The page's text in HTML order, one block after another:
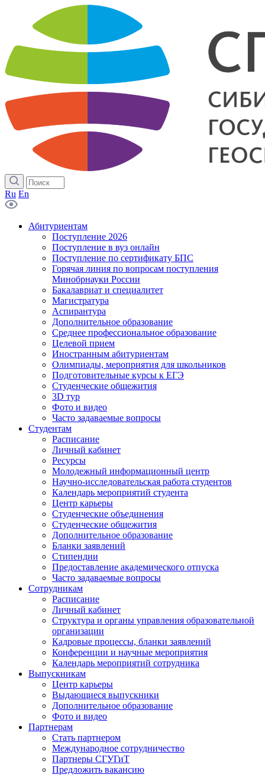
Ru En
Абитуриентам
Поступление 2026
Поступление в вуз онлайн
Поступление по сертификату БПС
Горячая линия по вопросам поступления
Минобрнауки России
Бакалавриат и специалитет
Магистратура
Аспирантура
Дополнительное образование
Среднее профессиональное образование
Целевой прием
Иностранным абитуриентам
Олимпиады, мероприятия для школьников
Подготовительные курсы к ЕГЭ
Студенческие общежития
3D тур
Фото и видео
Часто задаваемые вопросы
Студентам
Расписание
Личный кабинет
Ресурсы
Молодежный информационный центр
Научно-исследовательская работа студентов
Календарь мероприятий студента
Центр карьеры
Студенческие объединения
Студенческие общежития
Дополнительное образование
Бланки заявлений
Стипендии
Предоставление академического отпуска
Часто задаваемые вопросы
Сотрудникам
Расписание
Личный кабинет
Структура и органы управления образовательной
организации
Кадровые процессы, бланки заявлений
Конференции и научные мероприятия
Календарь мероприятий сотрудника
Выпускникам
Центр карьеры
Выдающиеся выпускники
Дополнительное образование
Фото и видео
Партнерам
Стать партнером
Международное сотрудничество
Партнеры СГУГиТ
Предложить вакансию